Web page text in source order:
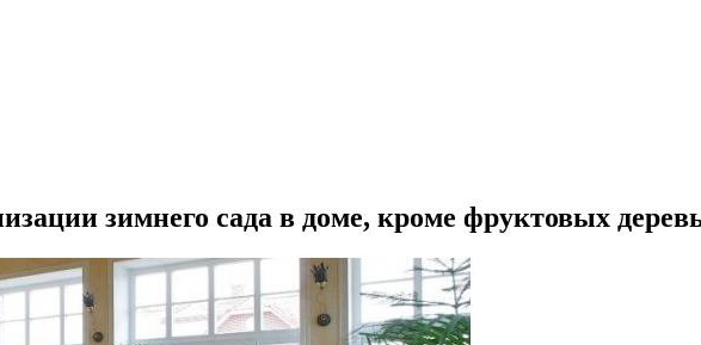
зимнего сада в доме, кроме фруктовых